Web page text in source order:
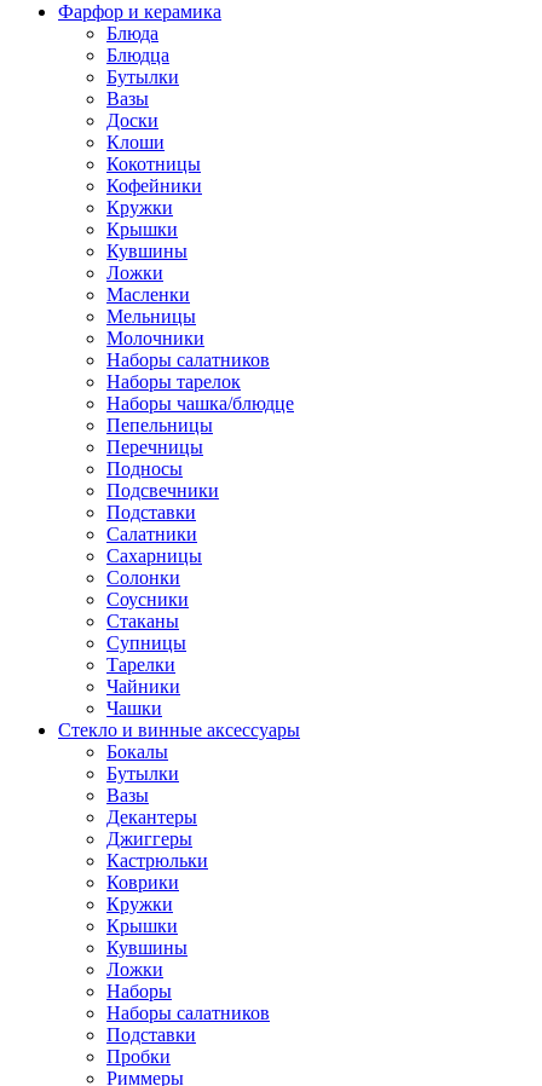
Фарфор и керамика
Блюда
Блюдца
Бутылки
Вазы
Доски
Клоши
Кокотницы
Кофейники
Кружки
Крышки
Кувшины
Ложки
Масленки
Мельницы
Молочники
Наборы салатников
Наборы тарелок
Наборы чашка/блюдце
Пепельницы
Перечницы
Подносы
Подсвечники
Подставки
Салатники
Сахарницы
Солонки
Соусники
Стаканы
Супницы
Тарелки
Чайники
Чашки
Стекло и винные аксессуары
Бокалы
Бутылки
Вазы
Декантеры
Джиггеры
Кастрюльки
Коврики
Кружки
Крышки
Кувшины
Ложки
Наборы
Наборы салатников
Подставки
Пробки
Риммеры